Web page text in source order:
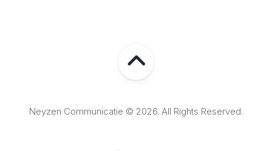
Neyzen Communicatie © 2026. All Rights Reserved.